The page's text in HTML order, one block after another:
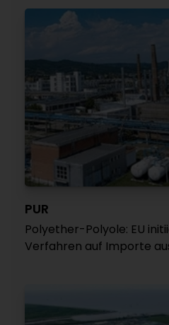
PUR
Polyether-Polyole: EU
Verfahren auf Importe